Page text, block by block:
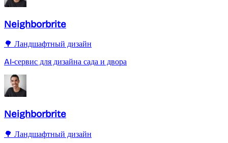
Neighborbrite
🌳 Ландшафтный дизайн
AI-сервис для дизайна сада и двора
Neighborbrite
🌳 Ландшафтный дизайн